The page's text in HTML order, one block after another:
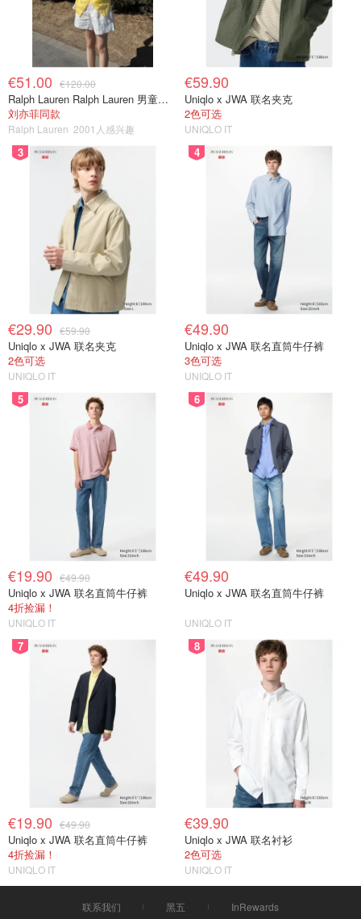
€51.00 €120.00
Ralph Lauren Ralph Lauren 男童亚麻衬衫
刘亦菲同款
Ralph Lauren 2001人感兴趣
€59.90
Uniqlo x JWA 联名夹克
2色可选
UNIQLO IT
3
€29.90 €59.90
Uniqlo x JWA 联名夹克
2色可选
UNIQLO IT
4
€49.90
Uniqlo x JWA 联名直筒牛仔裤
3色可选
UNIQLO IT
5
€19.90 €49.90
Uniqlo x JWA 联名直筒牛仔裤
4折捡漏！
UNIQLO IT
6
€49.90
Uniqlo x JWA 联名直筒牛仔裤
UNIQLO IT
7
€19.90 €49.90
Uniqlo x JWA 联名直筒牛仔裤
4折捡漏！
UNIQLO IT
8
€39.90
Uniqlo x JWA 联名衬衫
2色可选
UNIQLO IT
联系我们 黑五 InRewards